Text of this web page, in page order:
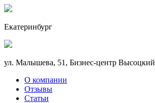
Екатеринбург
ул. Малышева, 51, Бизнес-центр Высоцкий
О компании
Отзывы
Статьи